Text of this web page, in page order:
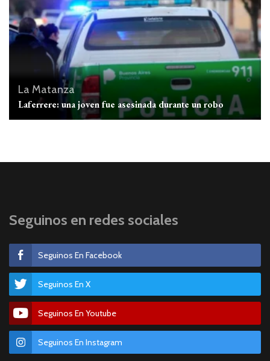
La Matanza
Laferrere: una joven fue asesinada durante un robo
Seguinos en redes sociales
Seguinos En Facebook
Seguinos En X
Seguinos En Youtube
Seguinos En Instagram